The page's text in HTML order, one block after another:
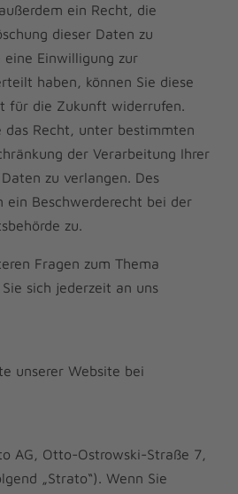
ein Recht, die
dieser Daten zu
eine Einwilligung zur
haben, können Sie diese
für die Zukunft widerrufen.
das Recht, unter bestimmten
der Verarbeitung Ihrer
zu verlangen. Des
ein Beschwerderecht bei der
zu.
Fragen zum Thema
sich jederzeit an uns
unserer Website bei
AG, Otto-Ostrowski-Straße 7,
„Strato“). Wenn Sie